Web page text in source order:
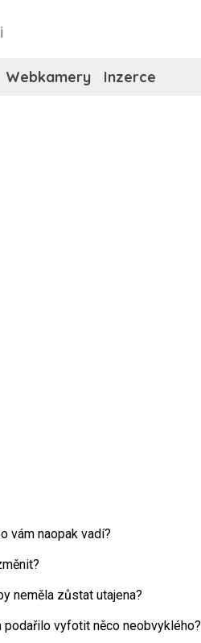
Webkamery Inzerce
vám naopak vadí?
neměla zůstat utajena?
podařilo vyfotit něco neobvyklého?